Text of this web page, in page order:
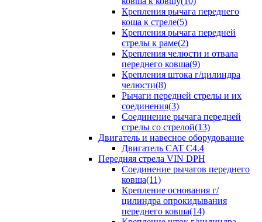
Крепления рычага переднего
коша к стреле(5)
Крепления рычага передней
стрелы к раме(2)
Крепления челюсти и отвала
переднего ковша(9)
Крепления штока г/цилиндра
челюсти(8)
Рычаги передней стрелы и их
соединения(3)
Соединение рычага передней
стрелы со стрелой(13)
Двигатель и навесное оборудование
Двигатель CAT C4.4
Передняя стрела VIN DPH
Cоединение рычагов переднего
ковша(11)
Крепление основания г/
цилиндра опрокидывания
переднего ковша(14)